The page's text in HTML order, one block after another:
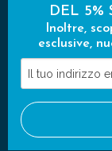
DEL 5%
Inoltre,
esclusive,
tuo
indirizzo
email